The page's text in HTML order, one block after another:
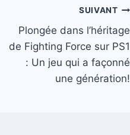
SUIVANT
Plongée dans l’héritage
de Fighting Force sur PS1
: Un jeu qui a façonné
une génération!